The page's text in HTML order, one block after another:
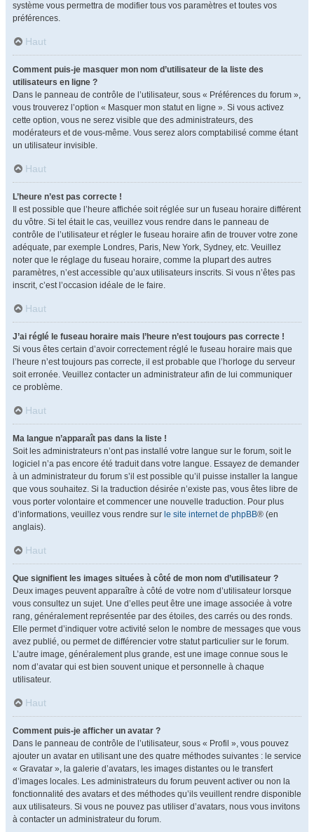
système vous permettra de modifier tous vos paramètres et toutes vos
préférences.
Haut
Comment puis-je masquer mon nom d’utilisateur de la liste des
utilisateurs en ligne ?
Dans le panneau de contrôle de l’utilisateur, sous « Préférences du forum »,
vous trouverez l’option « Masquer mon statut en ligne ». Si vous activez
cette option, vous ne serez visible que des administrateurs, des
modérateurs et de vous-même. Vous serez alors comptabilisé comme étant
un utilisateur invisible.
Haut
L’heure n’est pas correcte !
Il est possible que l’heure affichée soit réglée sur un fuseau horaire différent
du vôtre. Si tel était le cas, veuillez vous rendre dans le panneau de
contrôle de l’utilisateur et régler le fuseau horaire afin de trouver votre zone
adéquate, par exemple Londres, Paris, New York, Sydney, etc. Veuillez
noter que le réglage du fuseau horaire, comme la plupart des autres
paramètres, n’est accessible qu’aux utilisateurs inscrits. Si vous n’êtes pas
inscrit, c’est l’occasion idéale de le faire.
Haut
J’ai réglé le fuseau horaire mais l’heure n’est toujours pas correcte !
Si vous êtes certain d’avoir correctement réglé le fuseau horaire mais que
l’heure n’est toujours pas correcte, il est probable que l’horloge du serveur
soit erronée. Veuillez contacter un administrateur afin de lui communiquer
ce problème.
Haut
Ma langue n’apparaît pas dans la liste !
Soit les administrateurs n’ont pas installé votre langue sur le forum, soit le
logiciel n’a pas encore été traduit dans votre langue. Essayez de demander
à un administrateur du forum s’il est possible qu’il puisse installer la langue
que vous souhaitez. Si la traduction désirée n’existe pas, vous êtes libre de
vous porter volontaire et commencer une nouvelle traduction. Pour plus
d’informations, veuillez vous rendre sur le site internet de phpBB® (en
anglais).
Haut
Que signifient les images situées à côté de mon nom d’utilisateur ?
Deux images peuvent apparaître à côté de votre nom d’utilisateur lorsque
vous consultez un sujet. Une d’elles peut être une image associée à votre
rang, généralement représentée par des étoiles, des carrés ou des ronds.
Elle permet d’indiquer votre activité selon le nombre de messages que vous
avez publié, ou permet de différencier votre statut particulier sur le forum.
L’autre image, généralement plus grande, est une image connue sous le
nom d’avatar qui est bien souvent unique et personnelle à chaque
utilisateur.
Haut
Comment puis-je afficher un avatar ?
Dans le panneau de contrôle de l’utilisateur, sous « Profil », vous pouvez
ajouter un avatar en utilisant une des quatre méthodes suivantes : le service
« Gravatar », la galerie d’avatars, les images distantes ou le transfert
d’images locales. Les administrateurs du forum peuvent activer ou non la
fonctionnalité des avatars et des méthodes qu’ils veuillent rendre disponible
aux utilisateurs. Si vous ne pouvez pas utiliser d’avatars, nous vous invitons
à contacter un administrateur du forum.